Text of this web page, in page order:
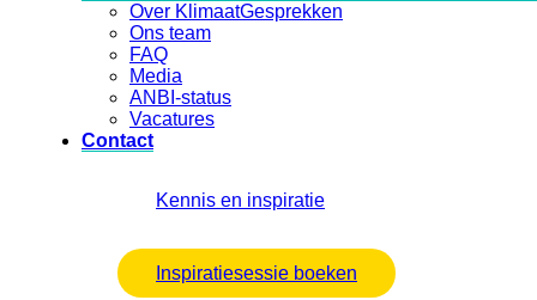
Over KlimaatGesprekken
Ons team
FAQ
Media
ANBI-status
Vacatures
Contact
Kennis en inspiratie
Inspiratiesessie boeken